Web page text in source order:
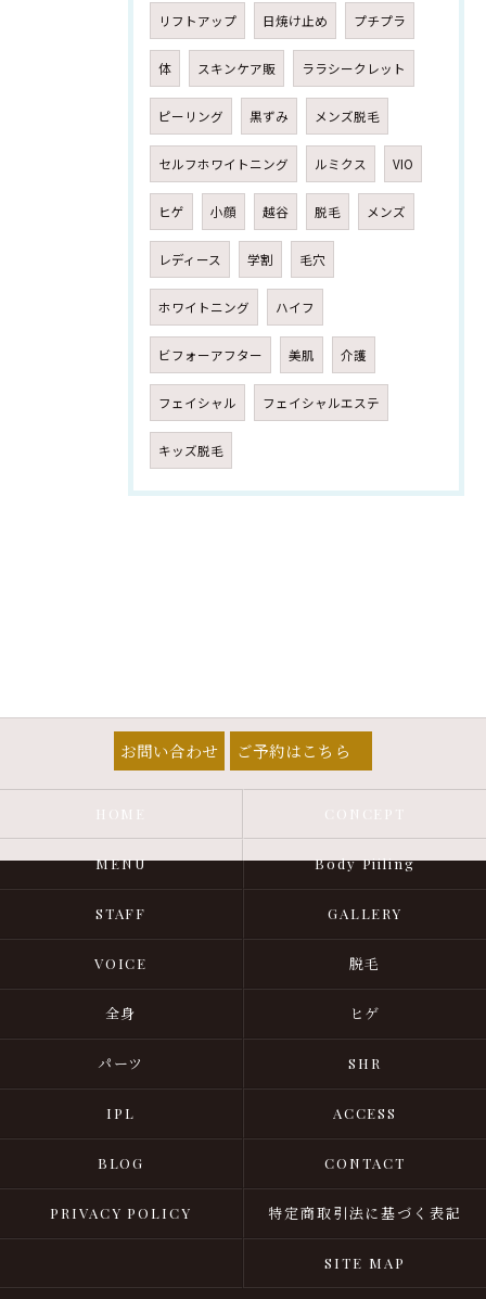
リフトアップ 日焼け止め プチプラ
体 スキンケア販 ララシークレット
ピーリング 黒ずみ メンズ脱毛
セルフホワイトニング ルミクス VIO
ヒゲ 小顔 越谷 脱毛 メンズ
レディース 学割 毛穴
ホワイトニング ハイフ
ビフォーアフター 美肌 介護
フェイシャル フェイシャルエステ
キッズ脱毛
お問い合わせ ご予約はこちら
HOME CONCEPT
MENU Body Piiling
STAFF GALLERY
VOICE 脱毛
全身 ヒゲ
パーツ SHR
IPL ACCESS
BLOG CONTACT
PRIVACY POLICY 特定商取引法に基づく表記
SITE MAP